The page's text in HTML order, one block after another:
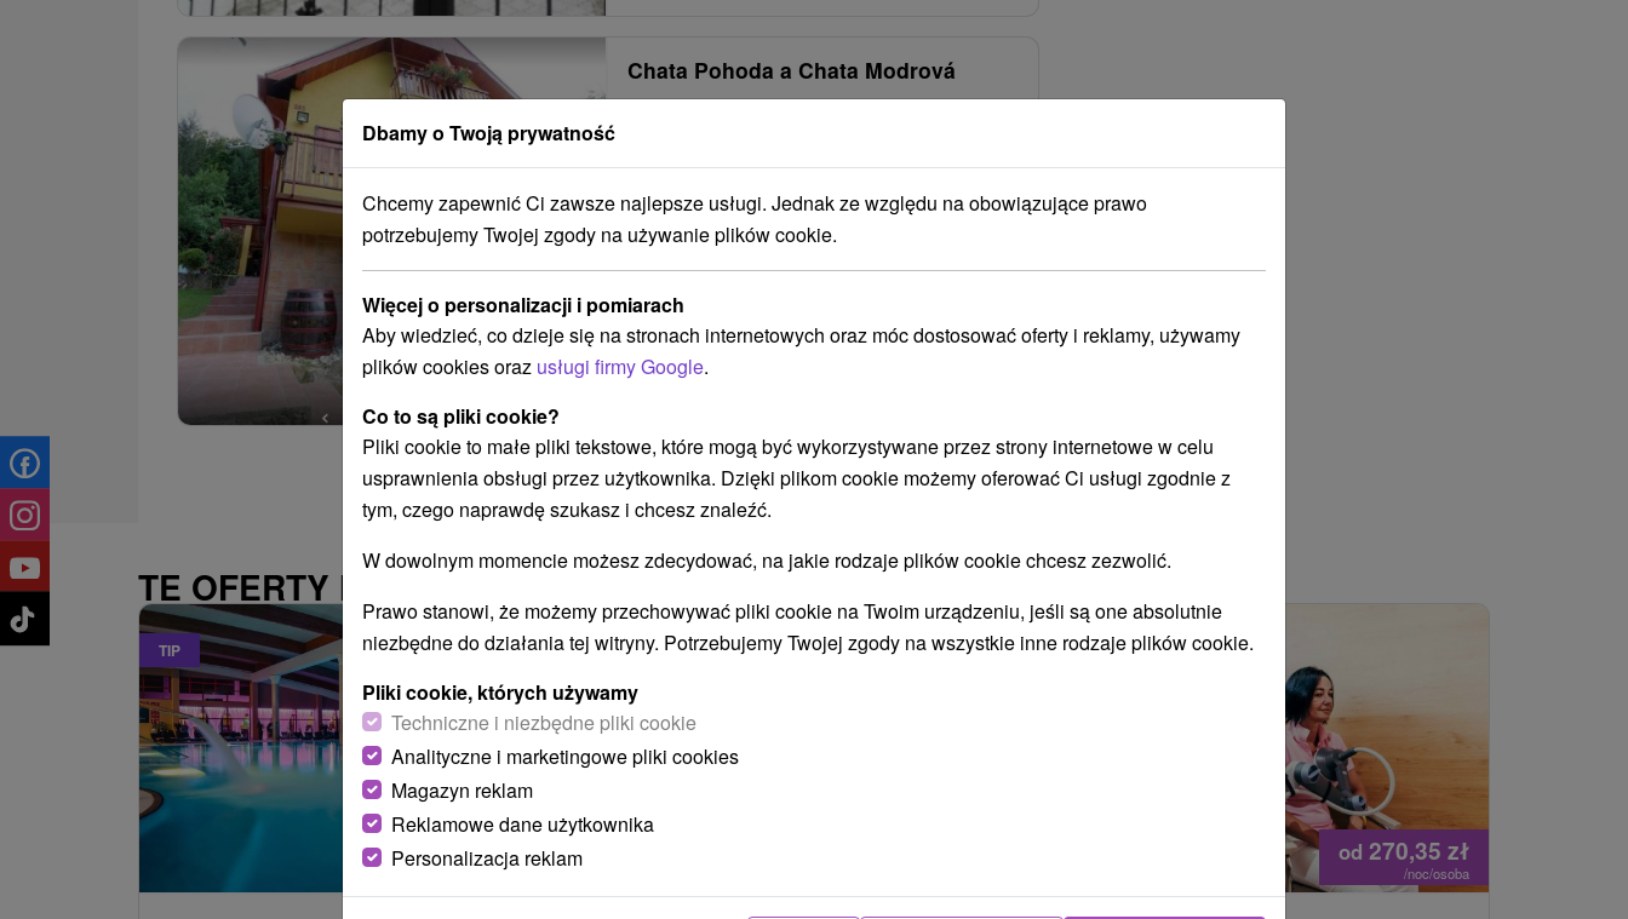
Chata Pohoda a Chata Modrová
Modrová
Dve útulné chaty v krásnom prostredí Považského
Inovca, v rekreačnej oblasti Modrovskej doliny (v...
TE OFERTY MOGĄ PAŃSTWO BYĆ TAKŻE ZAINTERESOWANY
TIP
od485,30zł
/noc/osoba
od 270,35 zł
/noc/osoba
Dbamy o Twoją prywatność
Chcemy zapewnić Ci zawsze najlepsze usługi. Jednak ze względu na obowiązujące prawo
potrzebujemy Twojej zgody na używanie plików cookie.
Więcej o personalizacji i pomiarach
Aby wiedzieć, co dzieje się na stronach internetowych oraz móc dostosować oferty i reklamy, używamy
plików cookies oraz usługi firmy Google.
Co to są pliki cookie?
Pliki cookie to małe pliki tekstowe, które mogą być wykorzystywane przez strony internetowe w celu
usprawnienia obsługi przez użytkownika. Dzięki plikom cookie możemy oferować Ci usługi zgodnie z
tym, czego naprawdę szukasz i chcesz znaleźć.
W dowolnym momencie możesz zdecydować, na jakie rodzaje plików cookie chcesz zezwolić.
Prawo stanowi, że możemy przechowywać pliki cookie na Twoim urządzeniu, jeśli są one absolutnie
niezbędne do działania tej witryny. Potrzebujemy Twojej zgody na wszystkie inne rodzaje plików cookie.
Pliki cookie, których używamy
Techniczne i niezbędne pliki cookie
Analityczne i marketingowe pliki cookies
Magazyn reklam
Reklamowe dane użytkownika
Personalizacja reklam